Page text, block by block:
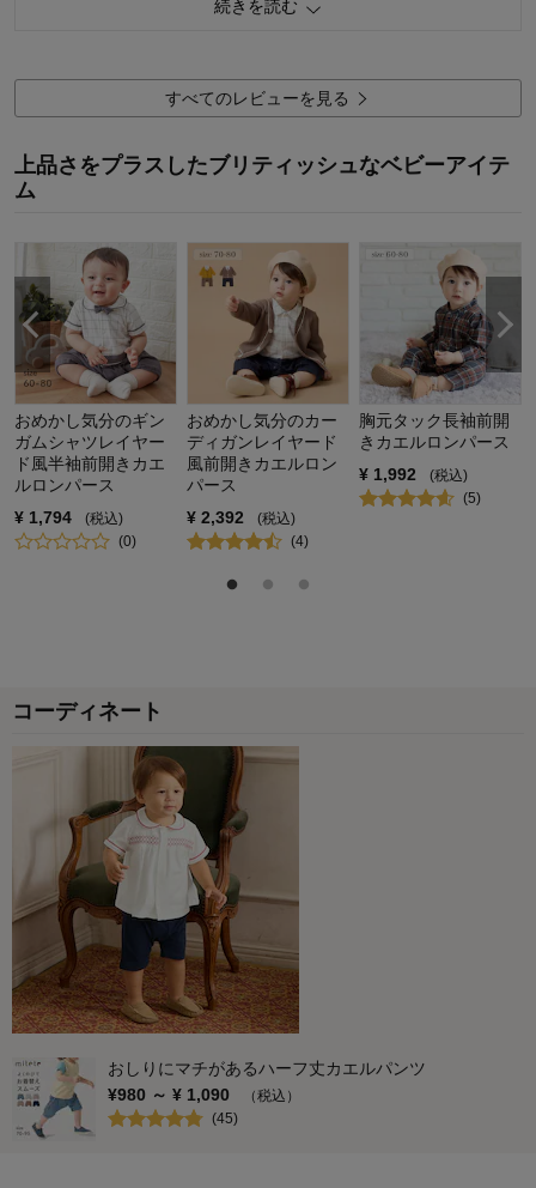
購入商品： ネイビー×オフホワイト, １００
お子さまの年齢： 1～3歳
お子さまの性別： 男の子
着心地･使用感：
続きを読む
すべてのレビューを見る
上品さをプラスしたブリティッシュなベビーアイテ
ム
おめかし気分のギン
ガムシャツレイヤー
ド風半袖前開きカエ
ルロンパース
¥ 1,794
(税込)
(0)
おめかし気分のカー
ディガンレイヤード
風前開きカエルロン
パース
¥ 2,392
(税込)
(4)
胸元タック長袖前開
きカエルロンパース
¥ 1,992
(税込)
(5)
コーディネート
おしりにマチがあるハーフ丈カエルパンツ
¥980 ～ ¥ 1,090
（税込）
(45)